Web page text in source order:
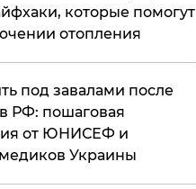
которые помогут
отопления
под завалами после
РФ: пошаговая
от ЮНИСЕФ и
Украины